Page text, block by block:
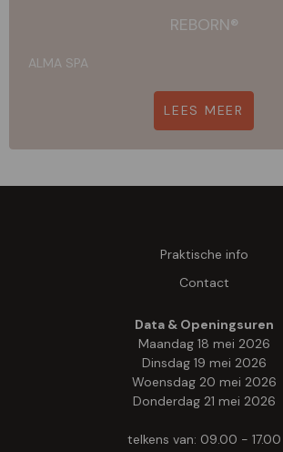
REBORN®
ALMA SPA
LEES MEER
Praktische info
Contact
Data & Openingsuren
Maandag 18 mei 2026
Dinsdag 19 mei 2026
Woensdag 20 mei 2026
Donderdag 21 mei 2026
telkens van: 09.00 - 17.00